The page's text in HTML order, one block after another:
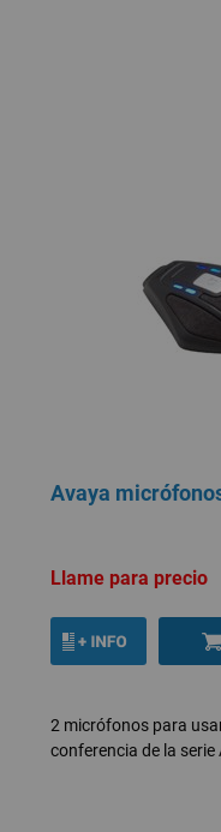
Avaya
Llame para precio
2 micrófonos para
conferencia de la serie